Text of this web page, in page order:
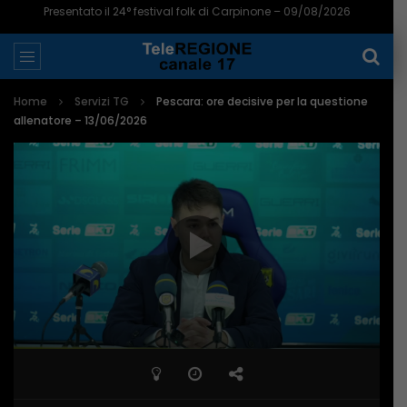
Presentato il 24° festival folk di Carpinone – 09/08/2026
Home Servizi TG
Pescara: ore decisive per la questione
allenatore – 13/06/2026